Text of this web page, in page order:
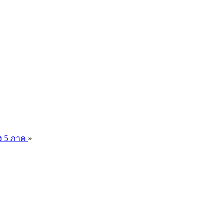
5 ภาค »